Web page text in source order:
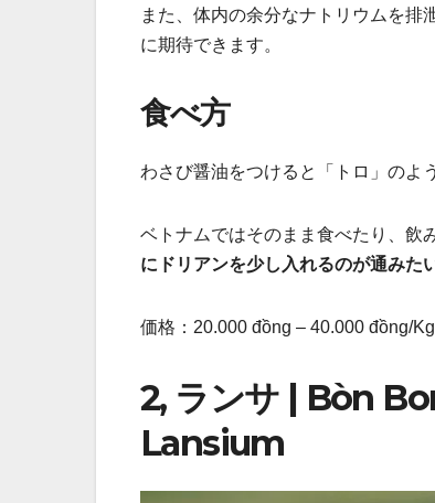
また、体内の余分なナトリウムを排
に期待できます。
食べ方
わさび醤油をつけると「トロ」のよ
ベトナムではそのまま食べたり、飲
にドリアンを少し入れるのが通みた
価格：20.000 đồng – 40.000 đồng/Kg
2, ランサ | Bòn
Lansium